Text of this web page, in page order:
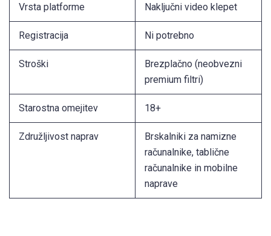
Vrsta platforme Naključni video klepet
Registracija Ni potrebno
Stroški
Brezplačno (neobvezni
premium filtri)
Starostna omejitev 18+
Združljivost naprav
Brskalniki za namizne
računalnike, tablične
računalnike in mobilne
naprave